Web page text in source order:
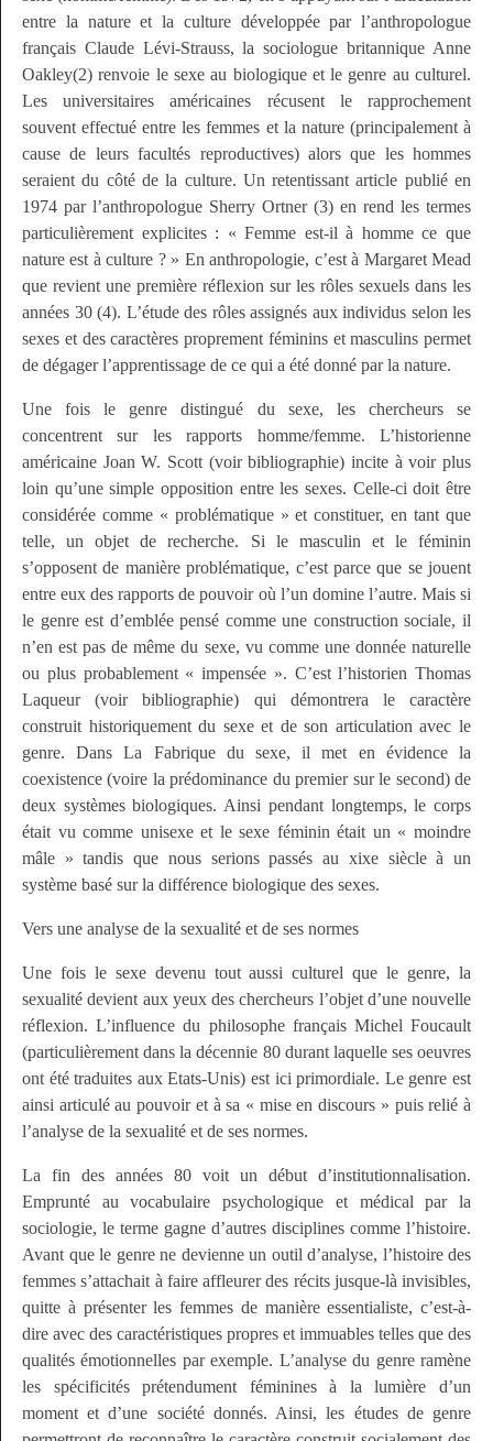
entre la nature et la culture développée par l’anthropologue
français Claude Lévi-Strauss, la sociologue britannique Anne
Oakley(2) renvoie le sexe au biologique et le genre au culturel.
Les universitaires américaines récusent le rapprochement
souvent effectué entre les femmes et la nature (principalement à
cause de leurs facultés reproductives) alors que les hommes
seraient du côté de la culture. Un retentissant article publié en
1974 par l’anthropologue Sherry Ortner (3) en rend les termes
particulièrement explicites : « Femme est-il à homme ce que
nature est à culture ? » En anthropologie, c’est à Margaret Mead
que revient une première réflexion sur les rôles sexuels dans les
années 30 (4). L’étude des rôles assignés aux individus selon les
sexes et des caractères proprement féminins et masculins permet
de dégager l’apprentissage de ce qui a été donné par la nature.
Une fois le genre distingué du sexe, les chercheurs se
concentrent sur les rapports homme/femme. L’historienne
américaine Joan W. Scott (voir bibliographie) incite à voir plus
loin qu’une simple opposition entre les sexes. Celle-ci doit être
considérée comme « problématique » et constituer, en tant que
telle, un objet de recherche. Si le masculin et le féminin
s’opposent de manière problématique, c’est parce que se jouent
entre eux des rapports de pouvoir où l’un domine l’autre. Mais si
le genre est d’emblée pensé comme une construction sociale, il
n’en est pas de même du sexe, vu comme une donnée naturelle
ou plus probablement « impensée ». C’est l’historien Thomas
Laqueur(voir bibliographie) qui démontrera le caractère
construit historiquement du sexe et de son articulation avec le
genre. DansLa Fabrique du sexe, il met en évidence la
coexistence (voire la prédominance du premier sur le second) de
deux systèmes biologiques. Ainsi pendant longtemps, le corps
était vu comme unisexe et le sexe féminin était un « moindre
mâle » tandis que nous serions passés au xixe siècle à un
système basé sur la différence biologique des sexes.
Vers une analyse de la sexualité et de ses normes
Une fois le sexe devenu tout aussi culturel que le genre, la
sexualité devient aux yeux des chercheurs l’objet d’une nouvelle
réflexion. L’influence du philosophe français Michel Foucault
(particulièrement dans la décennie 80 durant laquelle ses oeuvres
ont été traduites aux Etats-Unis) est ici primordiale. Le genre est
ainsi articulé au pouvoir et à sa « mise en discours » puis relié à
l’analyse de la sexualité et de ses normes.
La fin des années 80 voit un début d’institutionnalisation.
Emprunté au vocabulaire psychologique et médical par la
sociologie, le terme gagne d’autres disciplines comme l’histoire.
Avant que le genre ne devienne un outil d’analyse, l’histoire des
femmes s’attachait à faire affleurer des récits jusque-là invisibles,
quitte à présenter les femmes de manière essentialiste, c’est-à-
dire avec des caractéristiques propres et immuables telles que des
qualités émotionnelles par exemple. L’analyse du genre ramène
les spécificités prétendument féminines à la lumière d’un
moment et d’une société donnés. Ainsi, les études de genre